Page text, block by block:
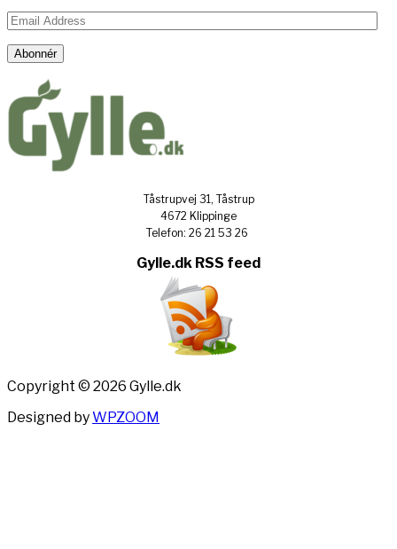
Email
Address
Abonnér
Tåstrupvej 31, Tåstrup
4672 Klippinge
Telefon: 26 21 53 26
Gylle.dk RSS feed
Copyright © 2026 Gylle.dk
Designed byWPZOOM